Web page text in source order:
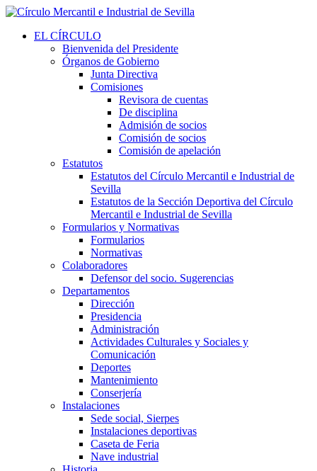
EL CÍRCULO
Bienvenida del Presidente
Órganos de Gobierno
Junta Directiva
Comisiones
Revisora de cuentas
De disciplina
Admisión de socios
Comisión de socios
Comisión de apelación
Estatutos
Estatutos del Círculo Mercantil e Industrial de
Sevilla
Estatutos de la Sección Deportiva del Círculo
Mercantil e Industrial de Sevilla
Formularios y Normativas
Formularios
Normativas
Colaboradores
Defensor del socio. Sugerencias
Departamentos
Dirección
Presidencia
Administración
Actividades Culturales y Sociales y
Comunicación
Deportes
Mantenimiento
Conserjería
Instalaciones
Sede social, Sierpes
Instalaciones deportivas
Caseta de Feria
Nave industrial